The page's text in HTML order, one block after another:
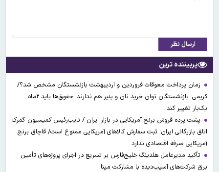
ارسال نظر
پربیننده ترین
زمان پرداخت معوقات فروردین و اردیبهشت بازنشستگان مشخص شد؟/
کریمی: بازنشستگان توان خرید نان و پنیر هم ندارند؛ حقوق‌ها باید ۲ماه
یک‌بار تغییر کند
پشت پرده فروش برنج آمریکایی در بازار ایران / نایب‌رئیس کمیسیون گمرک
اتاق بازرگانی ایران؛ ثبت سفارش کالاهای آمریکایی ممنوع است/ قاچاق برنج
آمریکایی صرفه اقتصادی ندارد
تأکید مدیرعامل هلدینگ خلیج‌فارس بر تسریع در اجرای پروژه‌های تأمین
برق شرکت‌های آسیب‌دیده با مشارکت مپنا